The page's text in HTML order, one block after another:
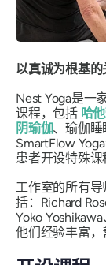
以真诚为根基
Nest Yoga是一
课程，包括 哈
阴瑜伽、瑜伽睡
SmartFlow
患者开设特殊课
工作室的所有
括：Richard
Yoko
他们经验丰富